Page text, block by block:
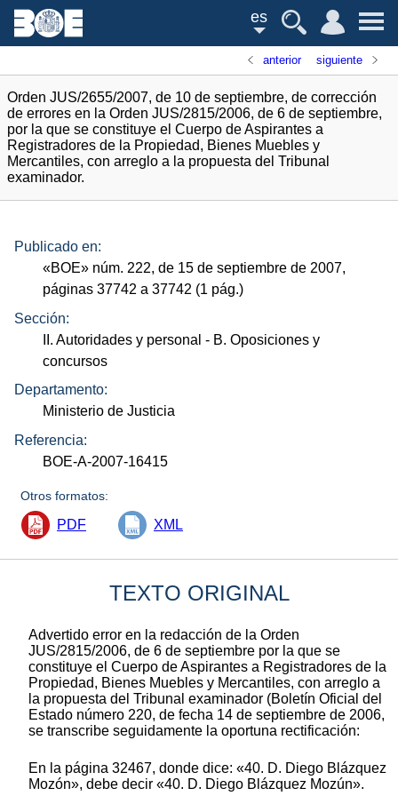
es
anterior siguiente
Orden JUS/2655/2007, de 10 de septiembre, de corrección
de errores en la Orden JUS/2815/2006, de 6 de septiembre,
por la que se constituye el Cuerpo de Aspirantes a
Registradores de la Propiedad, Bienes Muebles y
Mercantiles, con arreglo a la propuesta del Tribunal
examinador.
Publicado en:
«BOE» núm. 222, de 15 de septiembre de 2007,
páginas 37742 a 37742 (1 pág.)
Sección:
II. Autoridades y personal - B. Oposiciones y
concursos
Departamento:
Ministerio de Justicia
Referencia:
BOE-A-2007-16415
Otros formatos:
PDF XML
TEXTO ORIGINAL
Advertido error en la redacción de la Orden
JUS/2815/2006, de 6 de septiembre por la que se
constituye el Cuerpo de Aspirantes a Registradores de la
Propiedad, Bienes Muebles y Mercantiles, con arreglo a
la propuesta del Tribunal examinador (Boletín Oficial del
Estado número 220, de fecha 14 de septiembre de 2006,
se transcribe seguidamente la oportuna rectificación:
En la página 32467, donde dice: «40. D. Diego Blázquez
Mozón», debe decir «40. D. Diego Blázquez Mozún».